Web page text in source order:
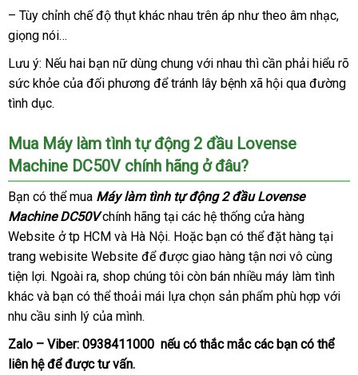
2
đầu
Lovense
Machine
DC50V
có
có
góc
kho
hàng
và
độ
cao
khác
nhau
theo
ý
thích
nhanh
nhất
của
chị
em
khi
– Tùy chỉnh chế độ thụt khác nhau trên áp như theo âm nhạc,
giọng nói…
Lưu ý: sử
dụng
Nếu hai bạn nữ dùng chung nước
ngoài
với nhau giảm
giá
thì cần phải hiểu rõ
sức khỏe lấy
của đối phương Đài
để tránh lây bệnh xã hội qua đường
tình dục.
Mua Máy làm tình tự động 2 đầu Lovense
Machine DC50V chính hãng ở đâu?
Bạn khuyến
mãi
có thể mua Máy làm tình tự động 2 đầu Lovense
Machine DC50Vchính hãng tại hàng
nhái
các hệ thống cửa hàng
Website ở tp HCM phân
phối
và Hà Nộikhuyến
mãi
. Hoặc bạn tiết
kiệm
có thể đặt hàng tại
trang webisite Website hướng
dẫn
đểNhật
Bản
được giao hàng tận nơi vô cùng
tiện lợidanh
sách
. Ngoài racao
cấp
, shop chúng tôi còn bán nhiều máy làm tình
khác dễ
dàng
và bạn nhận
hàng
có thể thoải mái lựa chọn sản phẩm phù hợp Úc
với
nhu cầu sinh lý hàng
nhái
của mình.
Zalo – Viber: 0938411000 Nhật
nếu có thắc mắcsiêu
các bạn kho
có thể
liên hệvệ
đểđịa
được tư vấn.